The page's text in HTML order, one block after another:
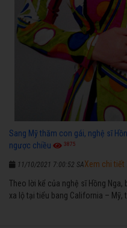
Sang Mỹ thăm con gái, nghệ sĩ
ngược chiều
3875
11/10/2021 7:00:52 SA
Theo lời kể của nghệ sĩ Hồng
xa lộ tại tiểu bang California – Mỹ,
Xem chi tiết